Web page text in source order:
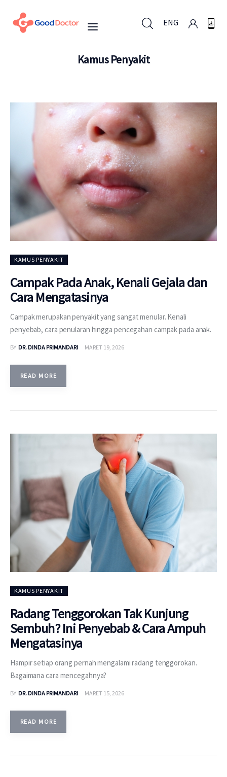
ENG
Untuk Bisnis
Untuk Anda
Mengapa Good Doctor
Berita
Layanan
Kamus Penyakit
KAMUS PENYAKIT
Campak Pada Anak, Kenali Gejala dan
Cara Mengatasinya
Campak merupakan penyakit yang sangat menular. Kenali
penyebab, cara penularan hingga pencegahan campak pada anak.
BY DR. DINDA PRIMANDARI MARET 19, 2026
READ MORE
KAMUS PENYAKIT
Radang Tenggorokan Tak Kunjung
Sembuh? Ini Penyebab & Cara Ampuh
Mengatasinya
Hampir setiap orang pernah mengalami radang tenggorokan.
Bagaimana cara mencegahnya?
BY DR. DINDA PRIMANDARI MARET 15, 2026
READ MORE